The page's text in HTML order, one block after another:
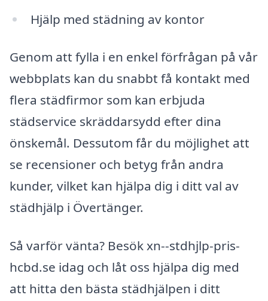
Hjälp med städning av kontor
Genom att fylla i en enkel förfrågan på vår
webbplats kan du snabbt få kontakt med
flera städfirmor som kan erbjuda
städservice skräddarsydd efter dina
önskemål. Dessutom får du möjlighet att
se recensioner och betyg från andra
kunder, vilket kan hjälpa dig i ditt val av
städhjälp i Övertänger.
Så varför vänta? Besök xn--stdhjlp-pris-
hcbd.se idag och låt oss hjälpa dig med
att hitta den bästa städhjälpen i ditt